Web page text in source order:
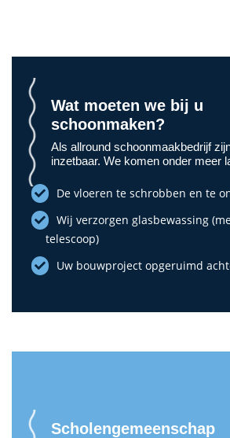
Wat moeten we bij u
schoonmaken?
Als allround schoonmaakbedrijf
inzetbaar. We komen onder meer
De vloeren te schrobben en te
Wij verzorgen glasbewassing
telescoop)
Uw bouwproject opgeruimd
Scholengemeenschap